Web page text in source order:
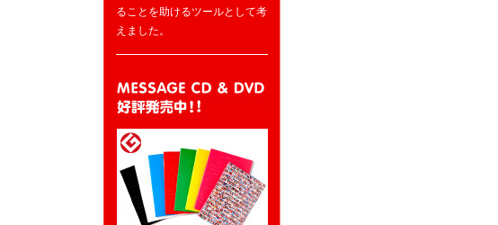
ることを助けるツールとして考
えました。